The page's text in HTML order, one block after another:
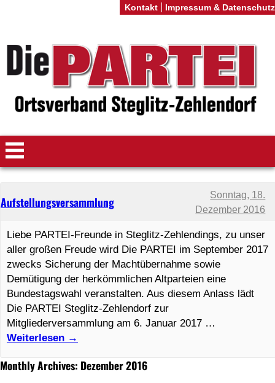
Monthly Archives: Dezember 2016
Aufstellungsversammlung
Sonntag, 18.
Dezember 2016
Liebe PARTEI-Freunde in Steglitz-Zehlendings, zu unser
aller großen Freude wird Die PARTEI im September 2017
zwecks Sicherung der Machtübernahme sowie
Demütigung der herkömmlichen Altparteien eine
Bundestagswahl veranstalten. Aus diesem Anlass lädt
Die PARTEI Steglitz-Zehlendorf zur
Mitgliederversammlung am 6. Januar 2017 …
Weiterlesen →
Kontakt Impressum & Datenschutz